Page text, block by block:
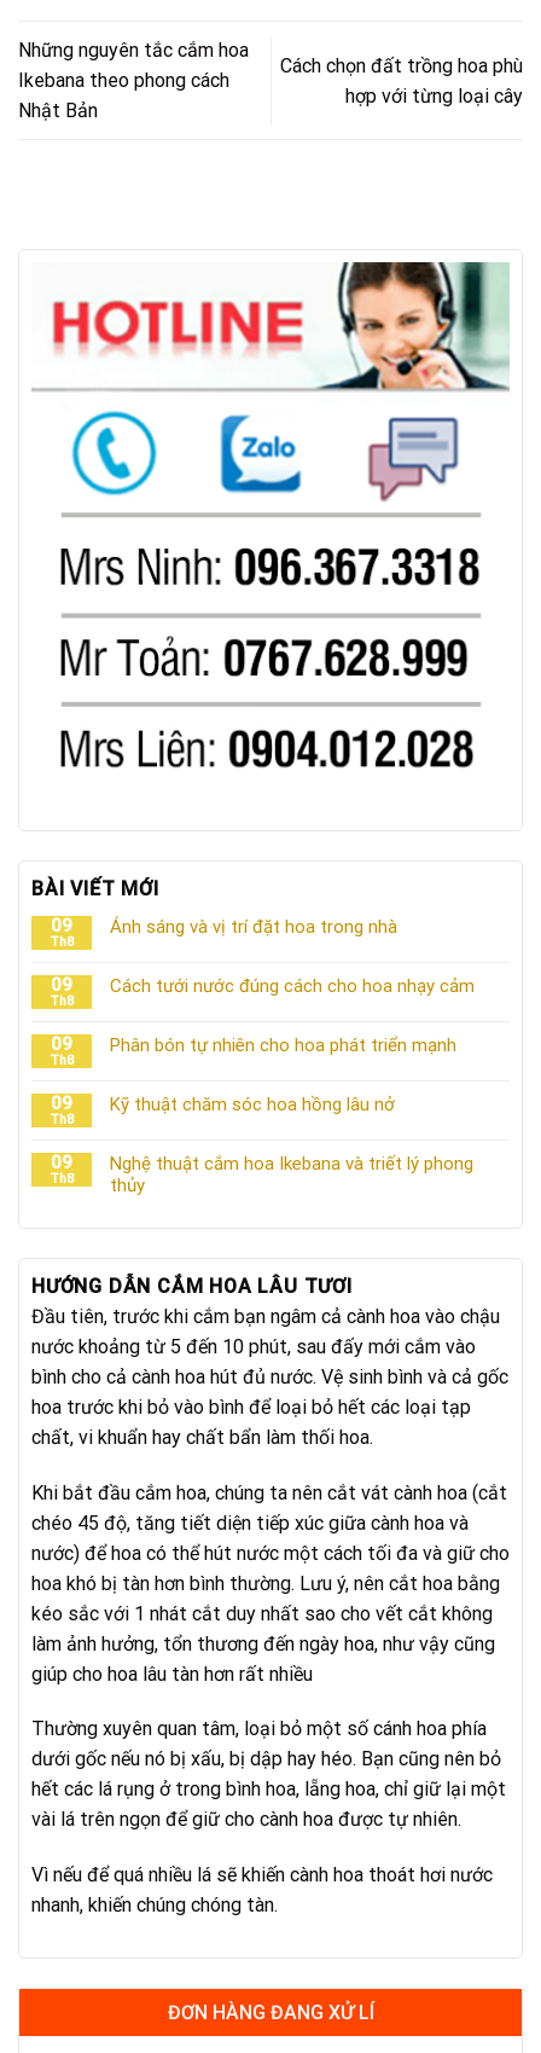
Những nguyên tắc cắm hoa
Ikebana theo phong cách
Nhật Bản
Cách chọn đất trồng hoa phù
hợp với từng loại cây
BÀI VIẾT MỚI
09
Th8
Ánh sáng và vị trí đặt hoa trong nhà
09
Th8
Cách tưới nước đúng cách cho hoa nhạy cảm
09
Th8
Phân bón tự nhiên cho hoa phát triển mạnh
09
Th8
Kỹ thuật chăm sóc hoa hồng lâu nở
09
Th8
Nghệ thuật cắm hoa Ikebana và triết lý phong
thủy
HƯỚNG DẪN CẮM HOA LÂU TƯƠI
Đầu tiên, trước khi cắm bạn ngâm cả cành hoa vào chậu
nước khoảng từ 5 đến 10 phút, sau đấy mới cắm vào
bình cho cả cành hoa hút đủ nước. Vệ sinh bình và cả gốc
hoa trước khi bỏ vào bình để loại bỏ hết các loại tạp
chất, vi khuẩn hay chất bẩn làm thối hoa.
Khi bắt đầu cắm hoa, chúng ta nên cắt vát cành hoa (cắt
chéo 45 độ, tăng tiết diện tiếp xúc giữa cành hoa và
nước) để hoa có thể hút nước một cách tối đa và giữ cho
hoa khó bị tàn hơn bình thường. Lưu ý, nên cắt hoa bằng
kéo sắc với 1 nhát cắt duy nhất sao cho vết cắt không
làm ảnh hưởng, tổn thương đến ngày hoa, như vậy cũng
giúp cho hoa lâu tàn hơn rất nhiều
Thường xuyên quan tâm, loại bỏ một số cánh hoa phía
dưới gốc nếu nó bị xấu, bị dập hay héo. Bạn cũng nên bỏ
hết các lá rụng ở trong bình hoa, lẵng hoa, chỉ giữ lại một
vài lá trên ngọn để giữ cho cành hoa được tự nhiên.
Vì nếu để quá nhiều lá sẽ khiến cành hoa thoát hơi nước
nhanh, khiến chúng chóng tàn.
ĐƠN HÀNG ĐANG XỬ LÍ